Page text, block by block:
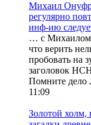
Михаил
регулярно
инф-ию
… с Михаилом
что верить
пробовать на
заголовок
Помните дело
11:09
Золотой холм,